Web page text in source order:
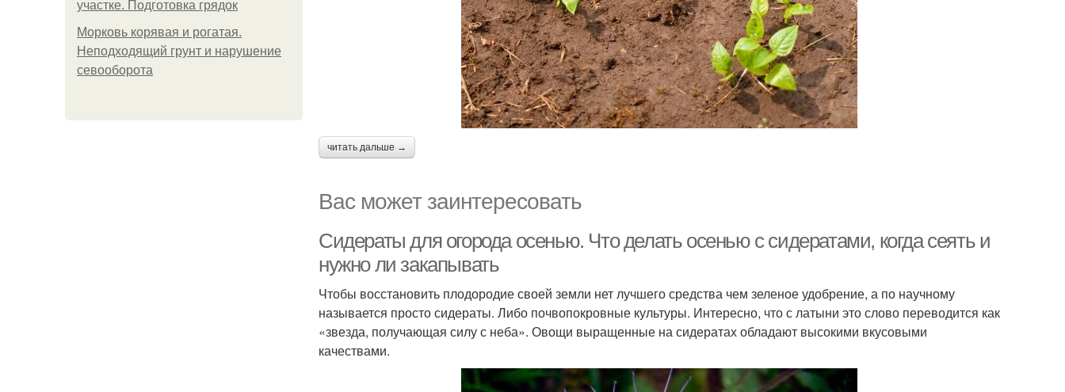
участке. Подготовка грядок
Морковь корявая и рогатая.
Неподходящий грунт и нарушение
севооборота
читать дальше →
Вас может заинтересовать
Сидераты для огорода осенью. Что делать осенью с сидератами, когда сеять и
нужно ли закапывать
Чтобы восстановить плодородие своей земли нет лучшего средства чем зеленое удобрение, а по научному
называется просто сидераты. Либо почвопокровные культуры. Интересно, что с латыни это слово переводится как
«звезда, получающая силу с неба». Овощи выращенные на сидератах обладают высокими вкусовыми
качествами.